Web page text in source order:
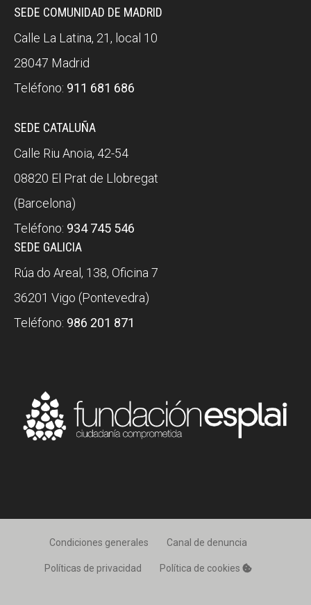
SEDE COMUNIDAD DE MADRID
Calle La Latina, 21, local 10
28047 Madrid
Teléfono: 911 681 686
SEDE CATALUÑA
Calle Riu Anoia, 42-54
08820 El Prat de Llobregat
(Barcelona)
Teléfono: 934 745 546
SEDE GALICIA
Rúa do Areal, 138, Oficina 7
36201 Vigo (Pontevedra)
Teléfono: 986 201 871
Condiciones generales Canal de denuncia
Políticas de privacidad Política de cookies